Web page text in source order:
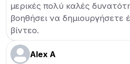
μερικές πολύ καλές
βοηθήσει να δημιουργήσετε
βίντεο.
Alex A